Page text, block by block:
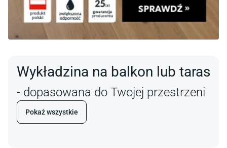
Wykładzina na balkon lub taras
- dopasowana do Twojej przestrzeni
Pokaż wszystkie